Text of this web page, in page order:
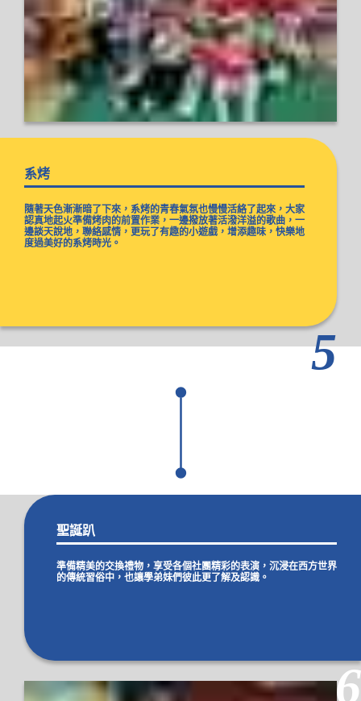
系烤
隨著天色漸漸暗了下來，系烤的青春氣氛也慢慢活絡了起來，大家
認真地起火準備烤肉的前置作業，一邊撥放著活潑洋溢的歌曲，一
邊談天說地，聯絡感情，更玩了有趣的小遊戲，增添趣味，快樂地
度過美好的系烤時光。
5
聖誕趴
準備精美的交換禮物，享受各個社團精彩的表演，沉浸在西方世界
的傳統習俗中，也讓學弟妹們彼此更了解及認識。
6